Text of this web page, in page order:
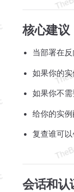
核心建议
当部署在
如果你的实
如果你不
给你的实例
复查谁可以
会话和认